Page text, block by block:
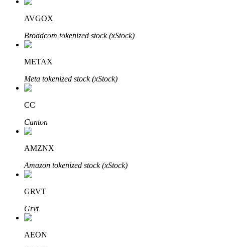
Đầu tư cố định và quản lý tài chính
Tận hưởng việc quản lý tài chính hiện tại và thu nhập lâu dài
Staking 101
AVGOX
Broadcom tokenized stock (xStock)
METAX
Meta tokenized stock (xStock)
CC
Canton
AMZNX
Amazon tokenized stock (xStock)
GRVT
Grvt
AEON